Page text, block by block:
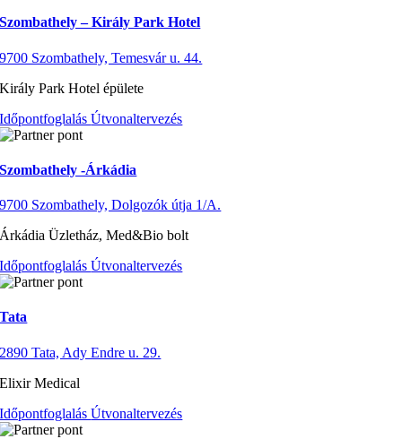
Szombathely – Király Park Hotel
9700 Szombathely, Temesvár u. 44.
Király Park Hotel épülete
IdőpontfoglalásÚtvonaltervezés
Szombathely -Árkádia
9700 Szombathely, Dolgozók útja 1/A.
Árkádia Üzletház, Med&Bio bolt
IdőpontfoglalásÚtvonaltervezés
Tata
2890 Tata, Ady Endre u. 29.
Elixir Medical
IdőpontfoglalásÚtvonaltervezés